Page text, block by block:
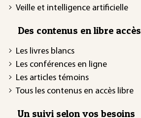
Veille et intelligence artificielle
Des contenus en libre accès
Les livres blancs
Les conférences en ligne
Les articles témoins
Tous les contenus en accès libre
Un suivi selon vos besoins